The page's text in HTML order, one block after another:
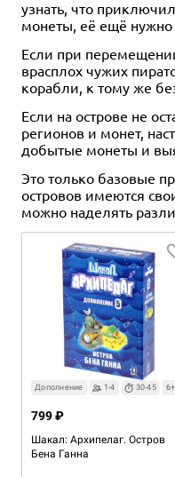
узнать, что
монеты, её ещё нужно
Если при
врасплох чужих
корабли, к тому же
Если на острове не
регионов и монет,
добытые монеты и
Это только базовые
островов имеются
можно наделять
Дополнение 1-4 30-45 6+
Шакал: Архипелаг. Остров
Бена Ганна
799 ₽